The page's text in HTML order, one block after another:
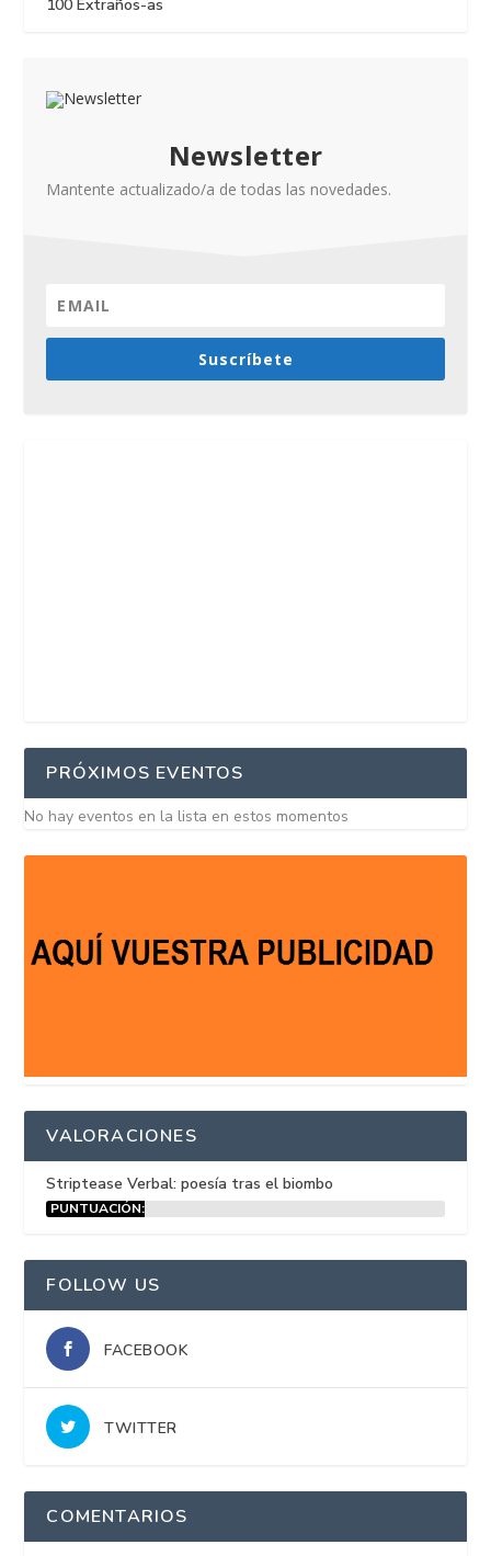
100 Extraños-as
Newsletter
Mantente actualizado/a de todas las novedades.
Suscríbete
PRÓXIMOS EVENTOS
No hay eventos en la lista en estos momentos
VALORACIONES
Striptease Verbal: poesía tras el biombo
PUNTUACIÓN:
FOLLOW US
FACEBOOK
TWITTER
COMENTARIOS